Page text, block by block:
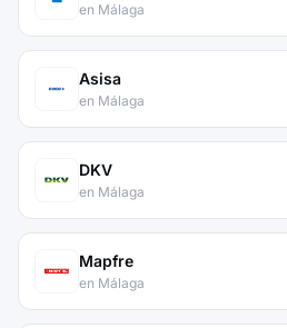
en Málaga
Asisa
en Málaga
DKV
en Málaga
Mapfre
en Málaga